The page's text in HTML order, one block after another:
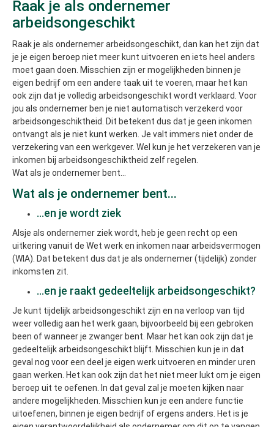
Raak je als ondernemer
arbeidsongeschikt
Raak je als ondernemer arbeidsongeschikt, dan kan het zijn dat
je je eigen beroep niet meer kunt uitvoeren en iets heel anders
moet gaan doen. Misschien zijn er mogelijkheden binnen je
eigen bedrijf om een andere taak uit te voeren, maar het kan
ook zijn dat je volledig arbeidsongeschikt wordt verklaard. Voor
jou als ondernemer ben je niet automatisch verzekerd voor
arbeidsongeschiktheid. Dit betekent dus dat je geen inkomen
ontvangt als je niet kunt werken. Je valt immers niet onder de
verzekering van een werkgever. Wel kun je het verzekeren van je
inkomen bij arbeidsongeschiktheid zelf regelen.
Wat als je ondernemer bent...
Wat als je ondernemer bent...
...en je wordt ziek
Alsje als ondernemer ziek wordt, heb je geen recht op een
uitkering vanuit de Wet werk en inkomen naar arbeidsvermogen
(WIA). Dat betekent dus dat je als ondernemer (tijdelijk) zonder
inkomsten zit.
...en je raakt gedeeltelijk arbeidsongeschikt?
Je kunt tijdelijk arbeidsongeschikt zijn en na verloop van tijd
weer volledig aan het werk gaan, bijvoorbeeld bij een gebroken
been of wanneer je zwanger bent. Maar het kan ook zijn dat je
gedeeltelijk arbeidsongeschikt blijft. Misschien kun je in dat
geval nog voor een deel je eigen werk uitvoeren en minder uren
gaan werken. Het kan ook zijn dat het niet meer lukt om je eigen
beroep uit te oefenen. In dat geval zal je moeten kijken naar
andere mogelijkheden. Misschien kun je een andere functie
uitoefenen, binnen je eigen bedrijf of ergens anders. Het is je